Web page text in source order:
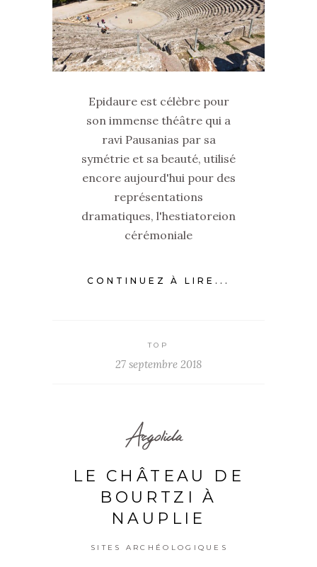
Epidaure est célèbre pour
son immense théâtre qui a
ravi Pausanias par sa
symétrie et sa beauté, utilisé
encore aujourd'hui pour des
représentations
dramatiques, l'hestiatoreion
cérémoniale
CONTINUEZ À LIRE...
TOP
27 septembre 2018
Argolida
LE CHÂTEAU DE
BOURTZI À
NAUPLIE
SITES ARCHÉOLOGIQUES